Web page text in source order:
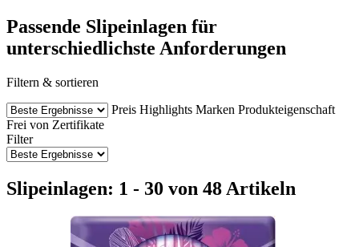
Passende Slipeinlagen für
unterschiedlichste Anforderungen
Filtern & sortieren
Preis Highlights Marken Produkteigenschaft
Frei von Zertifikate
Filter
Slipeinlagen: 1 - 30 von 48 Artikeln